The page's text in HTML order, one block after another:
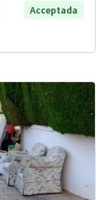
Acceptada